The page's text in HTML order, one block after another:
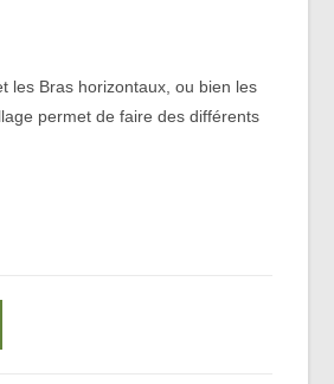
les Bras horizontaux, ou bien les
permet de faire des différents